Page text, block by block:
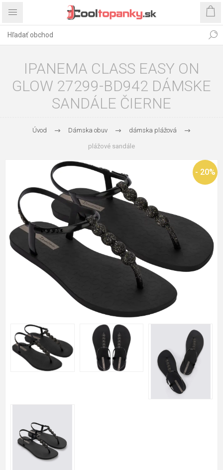
IPANEMA CLASS EASY ON
GLOW 27299-BD942 DÁMSKE
SANDÁLE ČIERNE
Úvod Dámska obuv dámska plážová
plážové sandále
- 20%